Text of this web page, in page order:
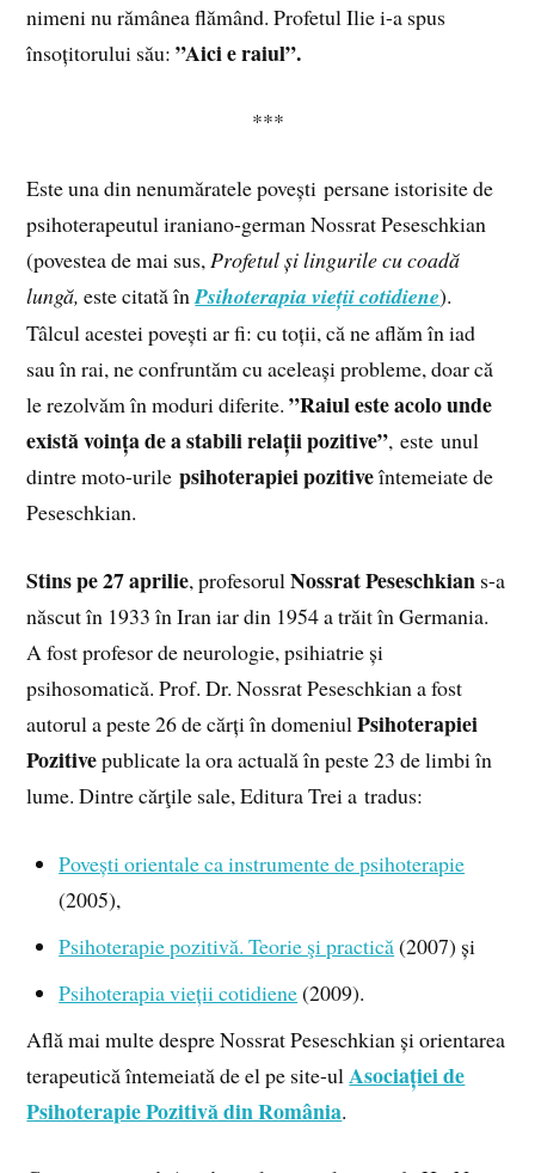
nimeni nu rămânea flămând. Profetul Ilie i-a spus
însoțitorului său:”Aici e raiul”.
***
Este una din nenumăratele povești persane istorisite de
psihoterapeutul iraniano-german Nossrat Peseschkian
(povestea de mai sus,Profetul și lingurile cu coadă
lungă,este citată înPsihoterapia vieții cotidiene).
Tâlcul acestei povești ar fi: cu toții, că ne aflăm în iad
sau în rai, ne confruntăm cu aceleași probleme, doar că
le rezolvăm în moduri diferite.”Raiul este acolo unde
există voința de a stabili relații pozitive”, este unul
dintre moto-urilepsihoterapiei pozitiveîntemeiate de
Peseschkian.
Stins pe 27 aprilie, profesorulNossrat Peseschkian s-a
născut în 1933 în Iran iar din 1954 a trăit în Germania.
A fost profesor de neurologie, psihiatrie și
psihosomatică. Prof. Dr. Nossrat Peseschkian a fost
autorul a peste 26 de cărți în domeniulPsihoterapiei
Pozitivepublicate la ora actuală în peste 23 de limbi în
lume. Dintre cărţile sale, Editura Trei a tradus:
Povești orientale ca instrumente de psihoterapie
(2005),
Psihoterapie pozitivă. Teorie şi practică(2007) și
Psihoterapia vieții cotidiene(2009).
Află mai multe despre Nossrat Peseschkian și orientarea
terapeutică întemeiată de el pe site-ul Asociației de
Psihoterapie Pozitivă din România.